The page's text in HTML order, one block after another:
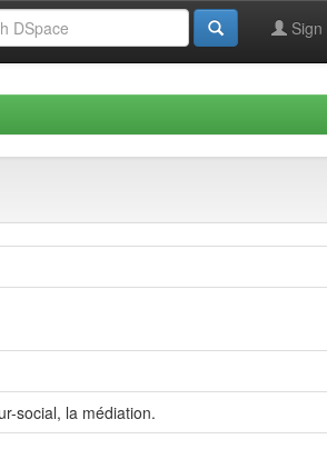
social, la médiation.